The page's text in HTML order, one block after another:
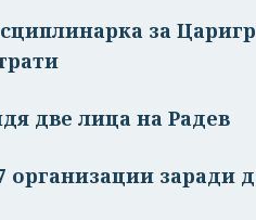
за
две лица на Радев
организации заради